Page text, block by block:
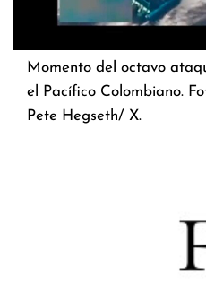
Momento del octavo
el Pacífico Colombiano.
Pete Hegseth/ X.